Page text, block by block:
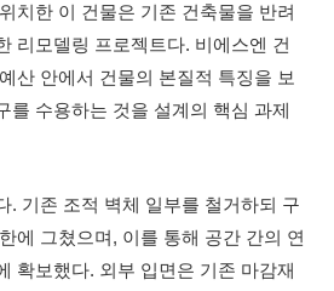
치한 이 건물은 기존 건축물을 반려
리모델링 프로젝트다. 비에스엔 건
산 안에서 건물의 본질적 특징을 보
를 수용하는 것을 설계의 핵심 과제
. 기존 조적 벽체 일부를 철거하되 구
에 그쳤으며, 이를 통해 공간 간의 연
확보했다. 외부 입면은 기존 마감재